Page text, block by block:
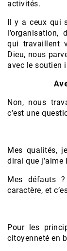
activités.
Il y a ceux qui
l’organisation,
qui travaillent
Dieu, nous
avec le soutien
Non, nous
c’est une
Mes qualités,
dirai que
Mes défauts
caractère, et
Pour les
citoyenneté en